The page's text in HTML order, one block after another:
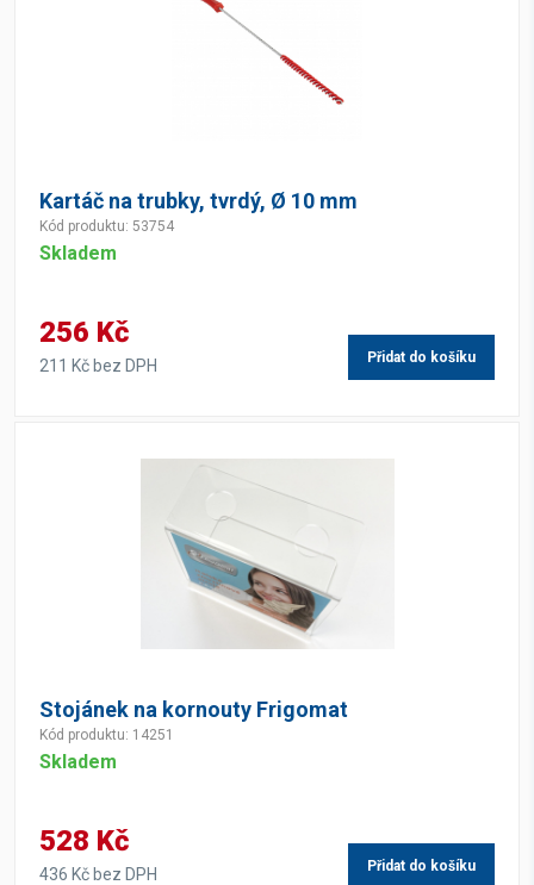
Kartáč na trubky, tvrdý, Ø 10 mm
Kód produktu: 53754
Skladem
256 Kč
211 Kč bez DPH Přidat do košíku
Stojánek na kornouty Frigomat
Kód produktu: 14251
Skladem
528 Kč
436 Kč bez DPH Přidat do košíku